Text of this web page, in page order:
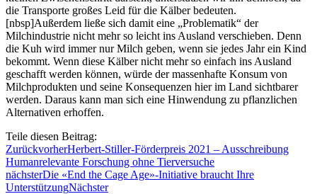
die Transporte großes Leid für die Kälber bedeuten.
[nbsp]Außerdem ließe sich damit eine „Problematik“ der
Milchindustrie nicht mehr so leicht ins Ausland verschieben. Denn
die Kuh wird immer nur Milch geben, wenn sie jedes Jahr ein Kind
bekommt. Wenn diese Kälber nicht mehr so einfach ins Ausland
geschafft werden können, würde der massenhafte Konsum von
Milchprodukten und seine Konsequenzen hier im Land sichtbarer
werden. Daraus kann man sich eine Hinwendung zu pflanzlichen
Alternativen erhoffen.
Teile diesen Beitrag:
ZurückvorherHerbert-Stiller-Förderpreis 2021 – Ausschreibung
Humanrelevante Forschung ohne Tierversuche
nächsterDie «End the Cage Age»-Initiative braucht Ihre
UnterstützungNächster